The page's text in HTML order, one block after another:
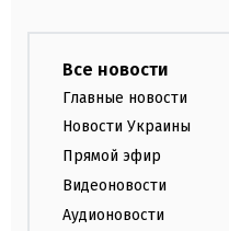
Все новости
Главные новости
Новости Украины
Прямой эфир
Видеоновости
Аудионовости